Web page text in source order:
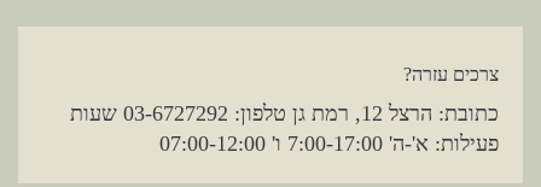
צרכים עזרה?
כתובת: הרצל 12, רמת גן טלפון: 03-6727292 שעות
פעילות: א'-ה' 7:00-17:00 ו' 07:00-12:00